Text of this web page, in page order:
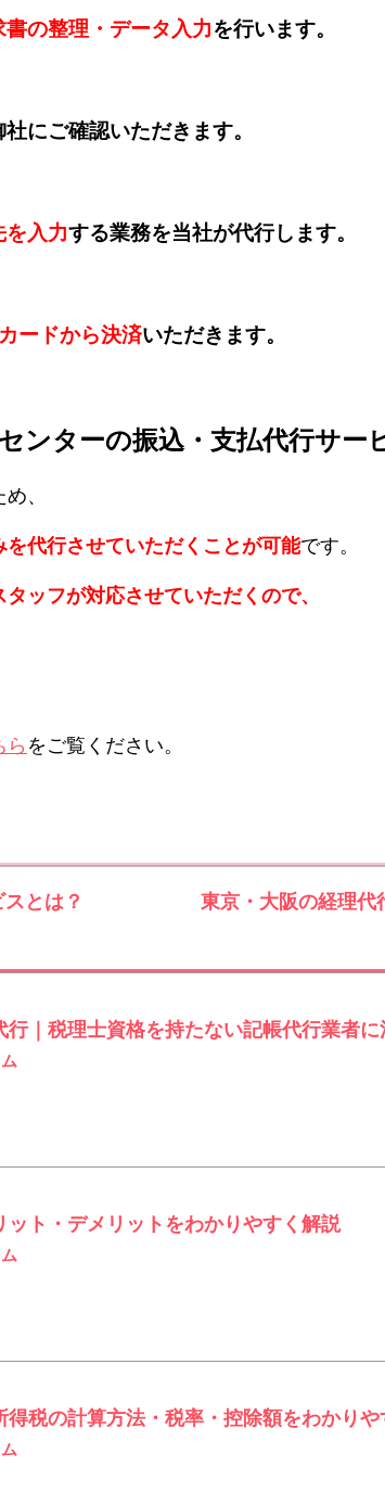
書の整理・データ入力を行います。
社にご確認いただきます。
入力する業務を当社が代行します。
ードから決済いただきます。
ンターの振込・支払代行サー
、
代行させていただくことが可能です。
ッフが対応させていただくので、
ら をご覧ください。
とは？ 東京・大阪の経理代
行｜税理士資格を持たない記帳代行業者に
ット・デメリットをわかりやすく解説
得税の計算方法・税率・控除額をわかりや